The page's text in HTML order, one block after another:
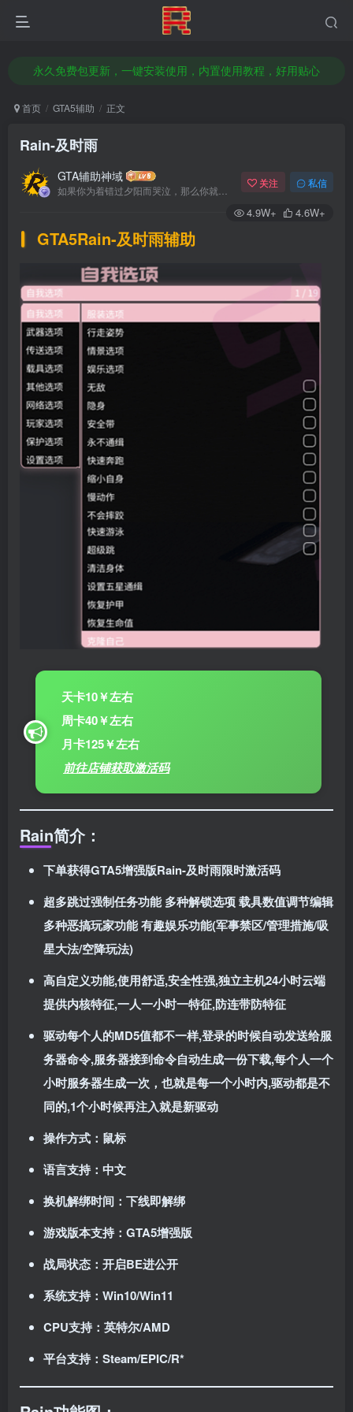
本站已推出部分科技支持GTA5增强版辅助/GTA5传承版辅助/或支持支持双版
永久免费包更新，一键安装使用，内置使用教程，好用贴心
官方授权经销商，全新正品激活码，官方售后服务
首页 GTA5辅助 正文
Rain-及时雨
GTA辅助神域 关注 私信
4.9W+ 4.6W+
GTA5Rain-及时雨辅助
天卡10￥左右
周卡40￥左右
月卡125￥左右
前往店铺获取激活码
Rain简介：
下单获得GTA5增强版Rain-及时雨限时激活码
超多跳过强制任务功能 多种解锁选项 载具数值调节编辑
多种恶搞玩家功能 有趣娱乐功能(军事禁区/管理措施/吸
星大法/空降玩法)
高自定义功能,使用舒适,安全性强,独立主机24小时云端
提供内核特征,一人一小时一特征,防连带防特征
驱动每个人的MD5值都不一样,登录的时候自动发送给服
务器命令,服务器接到命令自动生成一份下载,每个人一个
小时服务器生成一次，也就是每一个小时内,驱动都是不
同的,1个小时候再注入就是新驱动
操作方式：鼠标
语言支持：中文
换机解绑时间：下线即解绑
游戏版本支持：GTA5增强版
战局状态：开启BE进公开
系统支持：Win10/Win11
CPU支持：英特尔/AMD
平台支持：Steam/EPIC/R*